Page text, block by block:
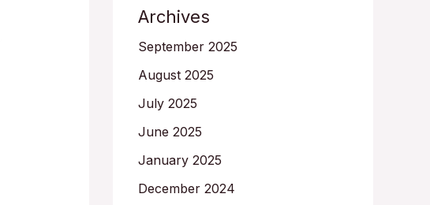
Archives
September 2025
August 2025
July 2025
June 2025
January 2025
December 2024